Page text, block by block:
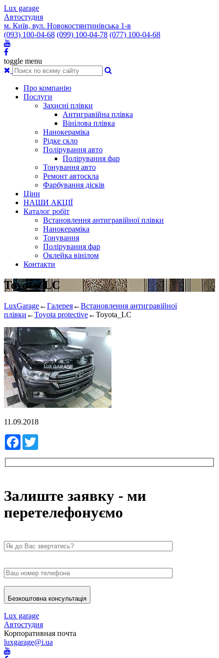
Lux garage
Автостудия
м. Київ, вул. Новокостянтинівська 1-в
(093) 100-04-68 (099) 100-04-78 (077) 100-04-68
toggle menu
Про компанію
Послуги
Захисні плівки
Антигравійна плівка
Вінілова плівка
Нанокераміка
Рідке скло
Полірування авто
Полірування фар
Тонування авто
Ремонт автоскла
Фарбування дісків
Ціни
НАШИ АКЦІЇ
Каталог робіт
Встановлення антигравійної плівки
Нанокераміка
Тонування
Полірування фар
Оклейка вінілом
Контакти
Toyota_LC
LuxGarage←Галерея←Встановлення антигравійної
плівки ←Toyota protective←Toyota_LC
11.09.2018
Facebook
Залиште заявку - ми
перетелефонуємо
Безкоштовна консультація
Lux garage
Автостудия
Корпоративная почта
luxgarage@i.ua